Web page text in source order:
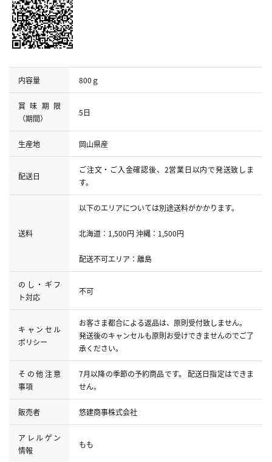
内容量 800ｇ
賞味期限
（期間）
5日
生産地 岡山県産
配送日
ご注文・ご入金確認後、2営業日以内で発送致しま
す。
送料
以下のエリアについては別途送料がかかります。
北海道：1,500円 沖縄：1,500円
配送不可エリア：離島
のし・ギフ
ト対応
不可
キャンセル
ポリシー
お客さま都合による返品は、原則受付致しません。
発送後のキャンセルも原則お受けできませんのでご了
承ください。
その他注意
事項
7月以降の季節の予約商品です。 配送日指定はできま
せん。
販売者 悠建商事株式会社
アレルゲン
情報
もも